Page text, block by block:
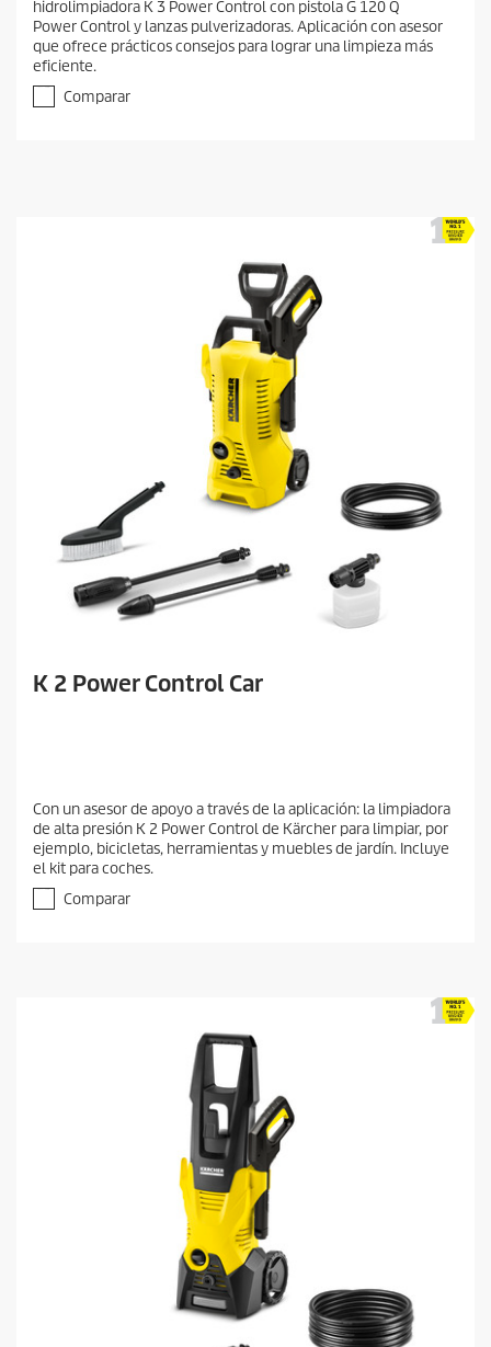
hidrolimpiadora K 3 Power Control con pistola G 120 Q
Power Control y lanzas pulverizadoras. Aplicación con asesor
que ofrece prácticos consejos para lograr una limpieza más
eficiente.
Comparar
K 2 Power Control Car
Con un asesor de apoyo a través de la aplicación: la limpiadora
de alta presión K 2 Power Control de Kärcher para limpiar, por
ejemplo, bicicletas, herramientas y muebles de jardín. Incluye
el kit para coches.
Comparar